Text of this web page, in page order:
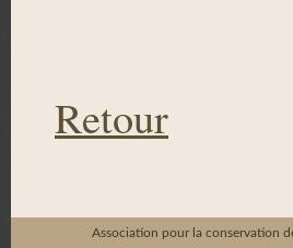
Retour
Association pour la conservation